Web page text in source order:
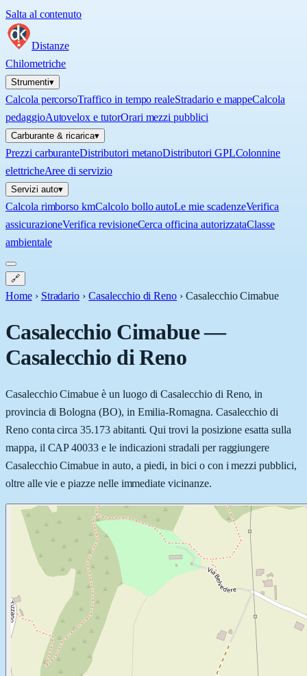
Salta al contenuto
Distanze
Chilometriche
Strumenti▾
Calcola percorsoTraffico in tempo realeStradario e mappeCalcola
pedaggioAutovelox e tutorOrari mezzi pubblici
Carburante & ricarica▾
Prezzi carburanteDistributori metanoDistributori GPLColonnine
elettricheAree di servizio
Servizi auto▾
Calcola rimborso kmCalcolo bollo autoLe mie scadenzeVerifica
assicurazioneVerifica revisioneCerca officina autorizzataClasse
ambientale
🔗
Home › Stradario › Casalecchio di Reno ›Casalecchio Cimabue
Casalecchio Cimabue—
Casalecchio di Reno
Casalecchio Cimabue è un luogo di Casalecchio di Reno, in
provincia di Bologna (BO), in Emilia-Romagna. Casalecchio di
Reno conta circa 35.173 abitanti. Qui trovi la posizione esatta sulla
mappa, il CAP 40033 e le indicazioni stradali per raggiungere
Casalecchio Cimabue in auto, a piedi, in bici o con i mezzi pubblici,
oltre alle vie e piazze nelle immediate vicinanze.